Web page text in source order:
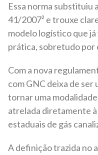
Essa norma substituiu
41/2007² e trouxe
modelo logístico que
prática, sobretudo por
Com a nova
com GNC deixa de ser
tornar uma
atrelada diretamente
estaduais de gás
A definição trazida no